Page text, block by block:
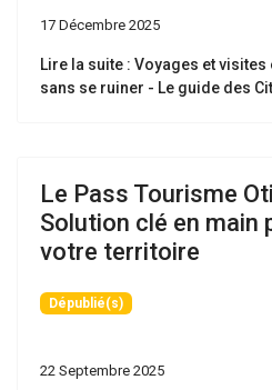
17 Décembre 2025
Lire la suite : Voyages et visites
sans se ruiner - Le guide des
Le Pass Tourisme
Solution clé en main
votre territoire
Dépublié(s)
22 Septembre 2025